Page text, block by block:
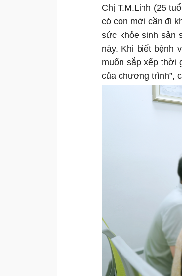
Chị T.M.Linh (25
có con mới cần đi
sức khỏe sinh sản
này. Khi biết bệnh
muốn sắp xếp thời
của chương trình”,